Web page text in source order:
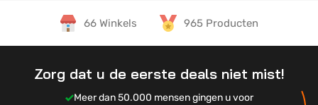
66 Winkels 965 Producten
Zorg dat u de eerste deals niet mist!
Meer dan 50.000 mensen gingen u voor